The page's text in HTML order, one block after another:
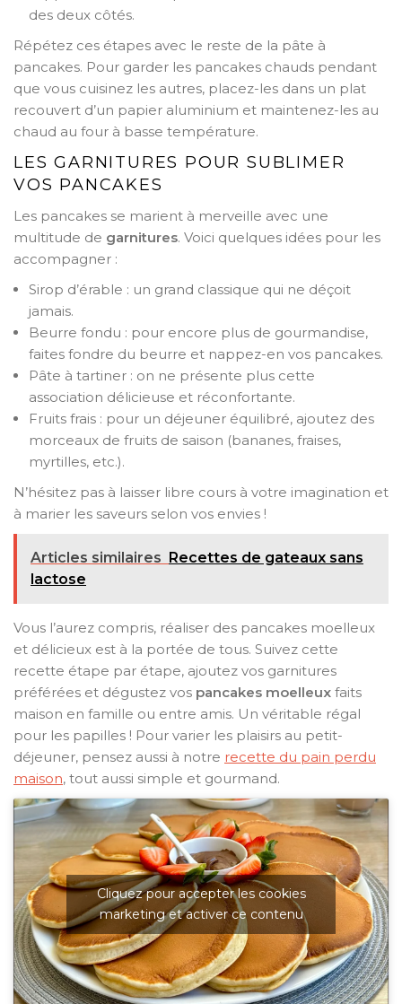
des deux côtés.
Répétez ces étapes avec le reste de la pâte à
pancakes. Pour garder les pancakes chauds pendant
que vous cuisinez les autres, placez-les dans un plat
recouvert d’un papier aluminium et maintenez-les au
chaud au four à basse température.
LES GARNITURES POUR SUBLIMER
VOS PANCAKES
Les pancakes se marient à merveille avec une
multitude de garnitures. Voici quelques idées pour les
accompagner :
Sirop d’érable : un grand classique qui ne déçoit
jamais.
Beurre fondu : pour encore plus de gourmandise,
faites fondre du beurre et nappez-en vos pancakes.
Pâte à tartiner : on ne présente plus cette
association délicieuse et réconfortante.
Fruits frais : pour un déjeuner équilibré, ajoutez des
morceaux de fruits de saison (bananes, fraises,
myrtilles, etc.).
N’hésitez pas à laisser libre cours à votre imagination et
à marier les saveurs selon vos envies !
Articles similaires Recettes de gateaux sans
lactose
Vous l’aurez compris, réaliser des pancakes moelleux
et délicieux est à la portée de tous. Suivez cette
recette étape par étape, ajoutez vos garnitures
préférées et dégustez vos pancakes moelleux faits
maison en famille ou entre amis. Un véritable régal
pour les papilles ! Pour varier les plaisirs au petit-
déjeuner, pensez aussi à notre recette du pain perdu
maison, tout aussi simple et gourmand.
Cliquez pour accepter les cookies
marketing et activer ce contenu